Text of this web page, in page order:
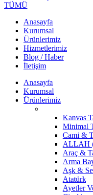
TÜMÜ
Anasayfa
Kurumsal
Ürünlerimiz
Hizmetlerimiz
Blog / Haber
İletişim
Anasayfa
Kurumsal
Ürünlerimiz
Kanvas
Minimal
Cami &
ALLAH
Araç &
Arma
Aşk &
Atatürk
Ayetler